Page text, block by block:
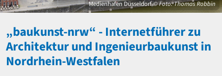
David Chipperfield
Harald Deilmann
Gottfried Böhm
Schneider von Esleben
Peter Behrens
Auszeichnung vorbildlicher Bauten NRW 2020
Big Beautiful Buildings (Großbauten der Nachkriegszeit)
Medienhafen Düsseldorf© Foto: Thomas Robbin
„baukunst-nrw“ - Internetführer zu
Architektur und Ingenieurbaukunst in
Nordrhein-Westfalen